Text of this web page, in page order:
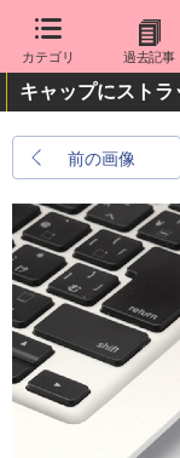
カテゴリ 過去記事
キャップにスト
前の画像